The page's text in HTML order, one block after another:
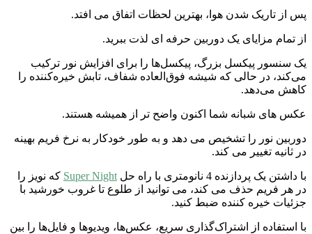
پس از تاریک شدن هوا، بهترین لحظات اتفاق می افتد.
از تمام مزایای یک دوربین حرفه ای لذت ببرید.
یک سنسور پیکسل بزرگ، پیکسل‌ها را برای افزایش نور ترکیب
می‌کند، در حالی که شیشه فوق‌العاده شفاف، تابش خیره‌کننده را
کاهش می‌دهد.
عکس های شبانه شما اکنون واضح تر از همیشه هستند.
دوربین نور را تشخیص می دهد و به طور خودکار به نرخ فریم بهینه
در ثانیه تغییر می کند.
با داشتن یک پردازنده 4 نانومتری با راه حل Super Night که نویز را
در هر فریم حذف می کند، می توانید از طلوع تا غروب خورشید با
جزئیات خیره کننده ضبط کنید.
با استفاده از اشتراک‌گذاری سریع، عکس‌ها، ویدیوها و فایل‌ها را بین